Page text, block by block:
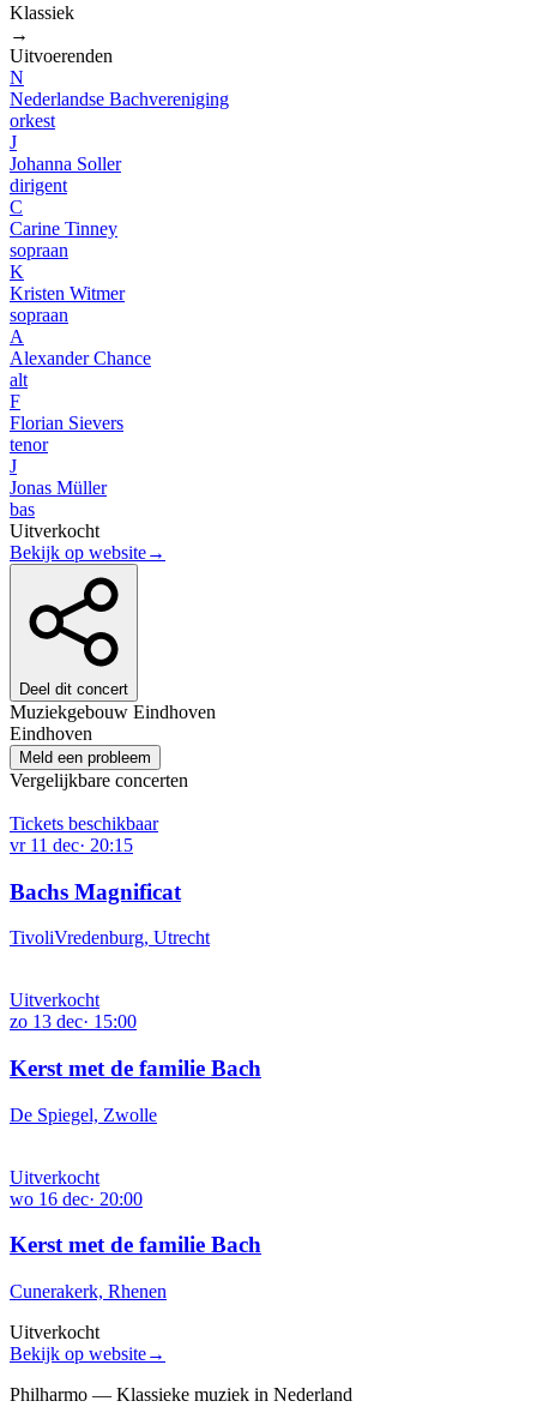
Klassiek
→
Uitvoerenden
N
Nederlandse Bachvereniging
orkest
J
Johanna Soller
dirigent
C
Carine Tinney
sopraan
K
Kristen Witmer
sopraan
A
Alexander Chance
alt
F
Florian Sievers
tenor
J
Jonas Müller
bas
Uitverkocht
Bekijk op website→
Deel dit concert
Muziekgebouw Eindhoven
Eindhoven
Meld een probleem
Vergelijkbare concerten
Tickets beschikbaar
vr 11 dec· 20:15
Bachs Magnificat
TivoliVredenburg, Utrecht
Uitverkocht
zo 13 dec· 15:00
Kerst met de familie Bach
De Spiegel, Zwolle
Uitverkocht
wo 16 dec· 20:00
Kerst met de familie Bach
Cunerakerk, Rhenen
Uitverkocht
Bekijk op website→
Philharmo — Klassieke muziek in Nederland